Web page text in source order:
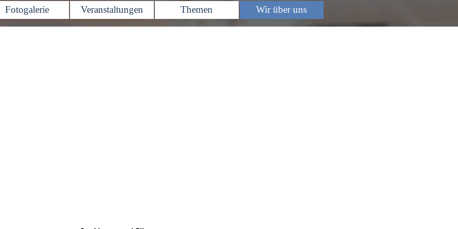
Menü überspringen
▼
Fotogalerie ▼
Veranstaltungen ▼
Themen ▼
Wir über uns